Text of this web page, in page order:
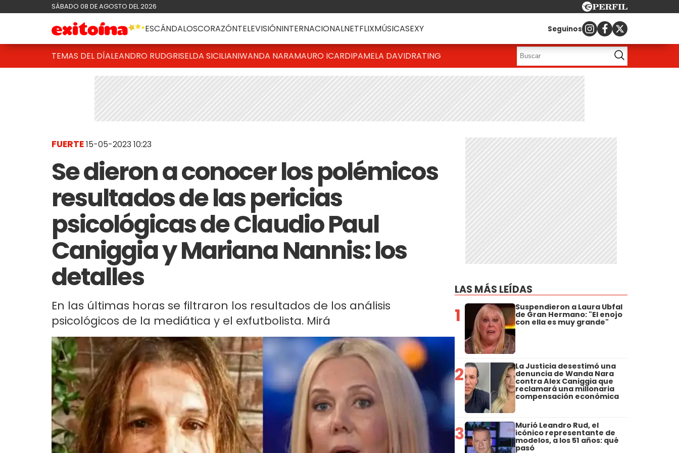
SÁBADO 08 DE AGOSTO DEL 2026
ESCÁNDALOSCORAZÓNTELEVISIÓNINTERNACIONALNETFLIXMÚSICASEXY Seguinos
TEMAS DEL DÍALEANDRO RUDGRISELDA SICILIANIWANDA NARAMAURO ICARDIPAMELA DAVIDRATING
FUERTE15-05-2023 10:23
Se dieron a conocer los polémicos
resultados de las pericias
psicológicas de Claudio Paul
Caniggia y Mariana Nannis: los
detalles
En las últimas horas se filtraron los resultados de los análisis
psicológicos de la mediática y el exfutbolista. Mirá
LAS MÁS LEÍDAS
1 Suspendieron a Laura Ubfal
de Gran Hermano: "El enojo
con ella es muy grande"
2 La Justicia desestimó una
denuncia de Wanda Nara
contra Alex Caniggia que
reclamará una millonaria
compensación económica
3 Murió Leandro Rud, el
icónico representante de
modelos, a los 51 años: qué
pasó